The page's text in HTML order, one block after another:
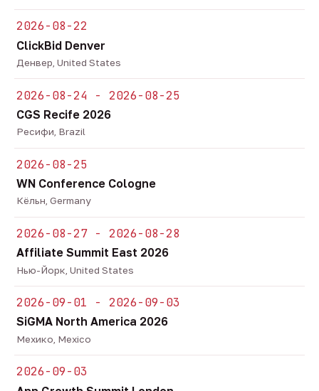
2026-08-22
ClickBid Denver
Денвер, United States
2026-08-24 - 2026-08-25
CGS Recife 2026
Ресифи, Brazil
2026-08-25
WN Conference Cologne
Кёльн, Germany
2026-08-27 - 2026-08-28
Affiliate Summit East 2026
Нью-Йорк, United States
2026-09-01 - 2026-09-03
SiGMA North America 2026
Мехико, Mexico
2026-09-03